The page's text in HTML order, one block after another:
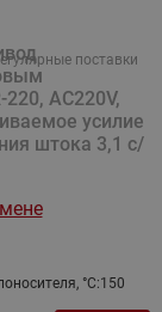
AC220V,
усилие
штока 3,1 с/
°C:150
поставки